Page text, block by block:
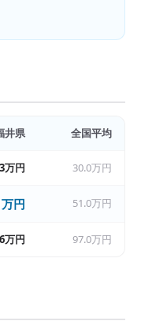
井県 全国平均
万円 30.0万円
円 51.0万円
万円 97.0万円